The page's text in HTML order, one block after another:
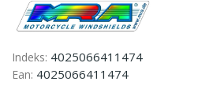
Indeks: 4025066411474
Ean: 4025066411474